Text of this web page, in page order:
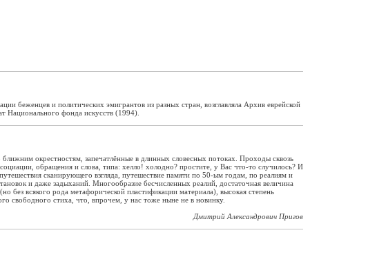
беженцев и политических эмигрантов из разных стран, возглавляла Архив еврейской
Национального фонда искусств (1994).
окрестностям, запечатлённые в длинных словесных потоках. Проходы сквозь
обращения и слова, типа: хелло! холодно? простите, у Вас что-то случилось? И
сканирующего взгляда, путешествие памяти по 50-ым годам, по реалиям и
и даже задыханий. Многообразие бесчисленных реалий, достаточная величина
всякого рода метафорической пластификации материала), высокая степень
свободного стиха, что, впрочем, у нас тоже ныне не в новинку.
Дмитрий Александрович Пригов